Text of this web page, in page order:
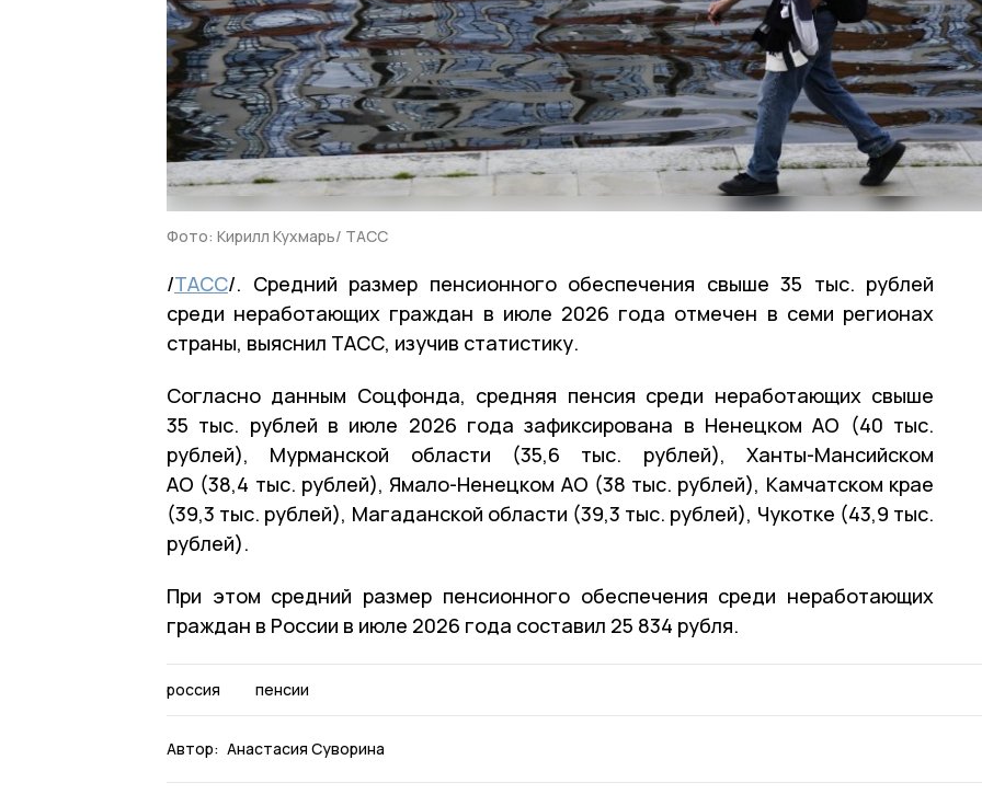
Фото: Кирилл Кухмарь/ ТАСС
/ТАСС/. Средний размер пенсионного обеспечения свыше 35 тыс. рублей
среди неработающих граждан в июле 2026 года отмечен в семи регионах
страны, выяснил ТАСС, изучив статистику.
Согласно данным Соцфонда, средняя пенсия среди неработающих свыше
35 тыс. рублей в июле 2026 года зафиксирована в Ненецком АО (40 тыс.
рублей), Мурманской области (35,6 тыс. рублей), Ханты-Мансийском
АО (38,4 тыс. рублей), Ямало-Ненецком АО (38 тыс. рублей), Камчатском крае
(39,3 тыс. рублей), Магаданской области (39,3 тыс. рублей), Чукотке (43,9 тыс.
рублей).
При этом средний размер пенсионного обеспечения среди неработающих
граждан в России в июле 2026 года составил 25 834 рубля.
россия пенсии
Автор: Анастасия Суворина